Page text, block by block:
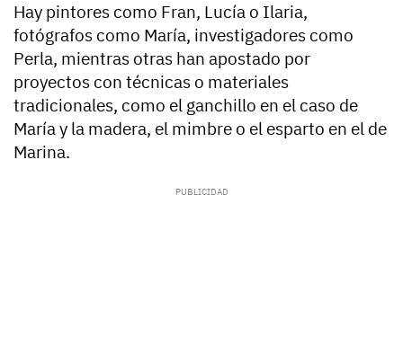
Hay pintores como Fran, Lucía o Ilaria,
fotógrafos como María, investigadores como
Perla, mientras otras han apostado por
proyectos con técnicas o materiales
tradicionales, como el ganchillo en el caso de
María y la madera, el mimbre o el esparto en el de
Marina.